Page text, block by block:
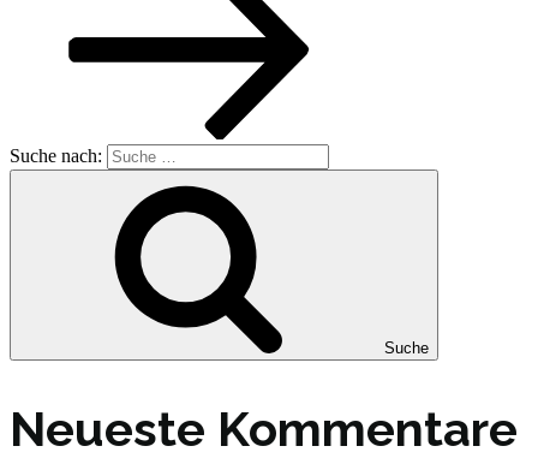
Suche nach:
Suche
Neueste Kommentare